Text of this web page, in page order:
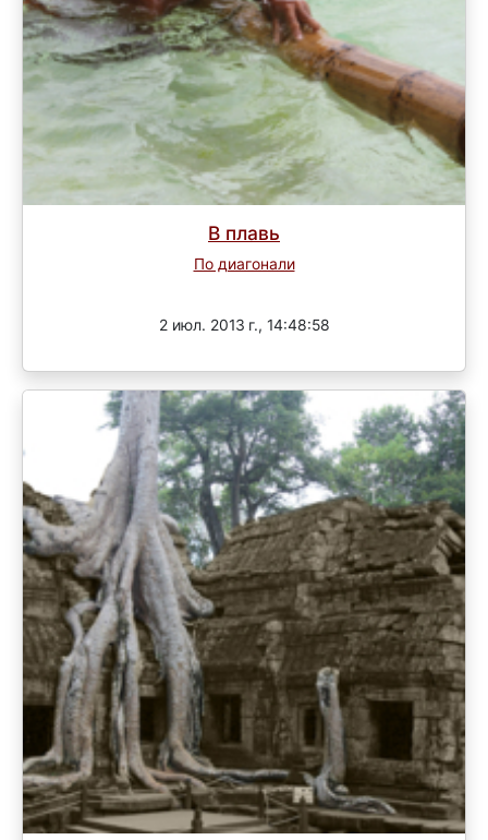
В плавь
По диагонали
2 июл. 2013 г., 14:48:58